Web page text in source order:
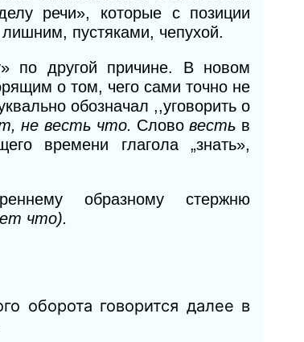
речи», которые с позиции
лишним, пустяками, чепухой.
по другой причине. В новом
о том, чего сами точно не
обозначал ,,уговорить о
не весть что. Слововесть в
времени глагола „знать»,
образному стержню
что).
оборота говорится далее в